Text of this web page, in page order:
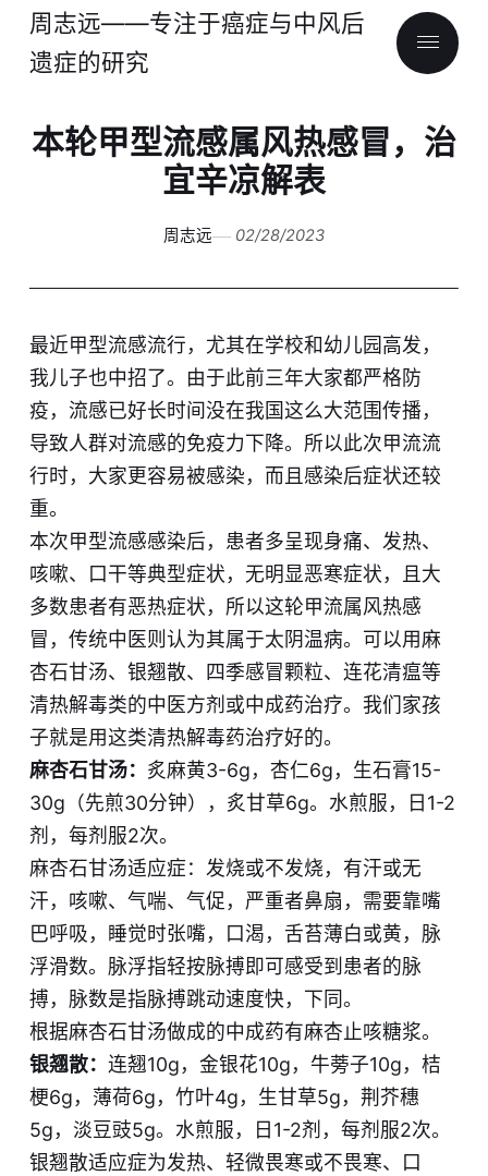
周志远——专注于癌症与中风后
遗症的研究
本轮甲型流感属风热感冒，治
宜辛凉解表
周志远 02/28/2023
最近甲型流感流行，尤其在学校和幼儿园高发，
我儿子也中招了。由于此前三年大家都严格防
疫，流感已好长时间没在我国这么大范围传播，
导致人群对流感的免疫力下降。所以此次甲流流
行时，大家更容易被感染，而且感染后症状还较
重。
本次甲型流感感染后，患者多呈现身痛、发热、
咳嗽、口干等典型症状，无明显恶寒症状，且大
多数患者有恶热症状，所以这轮甲流属风热感
冒，传统中医则认为其属于太阴温病。可以用麻
杏石甘汤、银翘散、四季感冒颗粒、连花清瘟等
清热解毒类的中医方剂或中成药治疗。我们家孩
子就是用这类清热解毒药治疗好的。
麻杏石甘汤： 炙麻黄3-6g，杏仁6g，生石膏15-
30g（先煎30分钟），炙甘草6g。水煎服，日1-2
剂，每剂服2次。
麻杏石甘汤适应症​：发烧或不发烧，有汗或无
汗，咳嗽、气喘、气促，严重者鼻扇，需要靠嘴
巴呼吸，睡觉时张嘴，口渴，舌苔薄白或黄，脉
浮滑数。脉浮指轻按脉搏即可感受到患者的脉
搏，脉数是指脉搏跳动速度快，下同。
根据麻杏石甘汤做成的中成药有​麻杏止咳糖浆。
银翘散​： 连翘10g，金银花10g，牛蒡子10g，桔
梗6g，薄荷6g，竹叶4g，生甘草5g，荆芥穗
5g，淡豆豉​5g。水煎服，日1-2剂，每剂服2次。
银翘散适应症为发热、轻微畏寒或不畏寒、口